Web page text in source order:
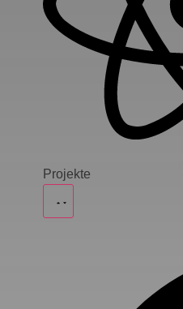
Projekte